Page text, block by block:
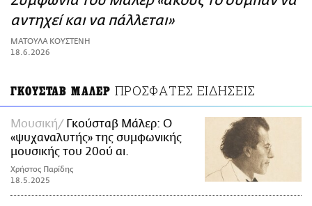
ΑΜΠΑ
PRINT
αντηχεί και να πάλλεται»
ΜΑΤΟΥΛΑ ΚΟΥΣΤΕΝΗ
18.6.2026
ΓΚΟΥΣΤΑΒ ΜΑΛΕΡ ΠΡΟΣΦΑΤΕΣ ΕΙΔΗΣΕΙΣ
Μουσική
Γκούσταβ Μάλερ: Ο
«ψυχαναλυτής» της συμφωνικής
μουσικής του 20ού αι.
Χρήστος Παρίδης
18.5.2025